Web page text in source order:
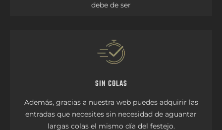
debe de ser
SIN COLAS
Además, gracias a nuestra web puedes adquirir las
entradas que necesites sin necesidad de aguantar
largas colas el mismo día del festejo.